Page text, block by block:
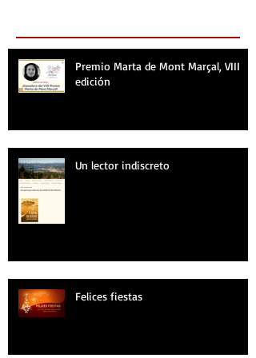
Premio Marta de Mont Marçal, VIII
edición
Un lector indiscreto
Felices fiestas